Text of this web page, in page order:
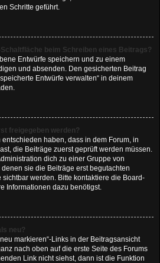
Schritte geführt.
beim Schreiben eines Beitrags?
Entwürfe speichern und zu einem
und absenden. Den gesicherten Beitrag
Entwürfe verwalten“ in deinem
freigegeben werden?
haben, dass in dem Forum, in
die Beiträge zuerst geprüft werden müssen.
dich zu einer Gruppe von
sie die Beiträge erst begutachten
werden. Bitte kontaktiere die Board-
Informationen dazu benötigst.
neu?
markieren“-Links in der Beitragsansicht
nach oben auf die erste Seite des Forums
Link nicht siehst, dann ist die Funktion